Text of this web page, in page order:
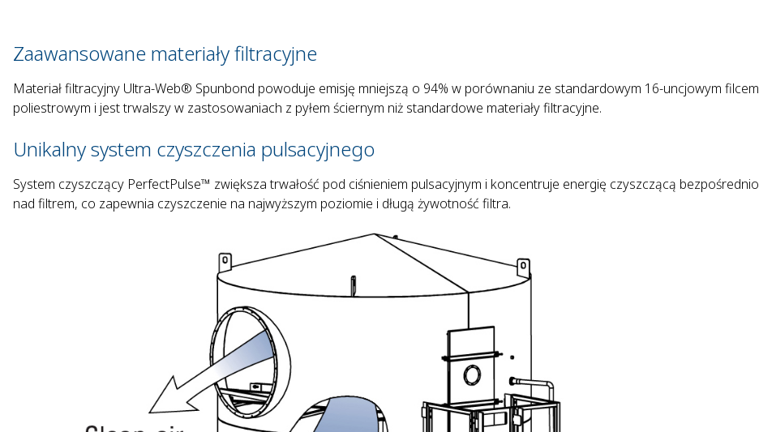
Zaawansowane materiały filtracyjne
Materiał filtracyjny Ultra-Web® Spunbond powoduje emisję mniejszą o 94% w porównaniu ze standardowym 16-uncjowym filcem
poliestrowym i jest trwalszy w zastosowaniach z pyłem ściernym niż standardowe materiały filtracyjne.
Unikalny system czyszczenia pulsacyjnego
System czyszczący PerfectPulse™ zwiększa trwałość pod ciśnieniem pulsacyjnym i koncentruje energię czyszczącą bezpośrednio
nad filtrem, co zapewnia czyszczenie na najwyższym poziomie i długą żywotność filtra.